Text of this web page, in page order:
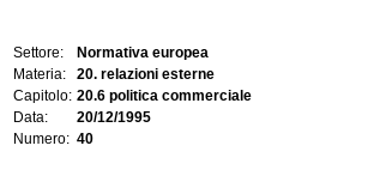
Settore:
Normativa europea
Materia:
20. relazioni esterne
Capitolo: 20.6 politica commerciale
Data:
20/12/1995
Numero: 40